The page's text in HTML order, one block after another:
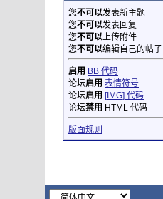
您不可以发表新主题
您不可以发表回复
您不可以上传附件
您不可以编辑自己的帖子
启用 BB 代码
论坛启用 表情符号
论坛启用 [IMG] 代码
论坛禁用 HTML 代码
版面规则